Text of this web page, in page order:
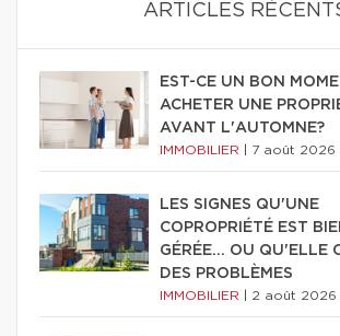
ARTICLES
EST-CE UN BON
ACHETER UNE
AVANT L'AUTOMNE?
IMMOBILIER 7 août 2026
LES SIGNES QU'UNE
COPROPRIÉTÉ EST
GÉRÉE… OU QU'ELLE
DES PROBLÈMES
IMMOBILIER 2 août 2026